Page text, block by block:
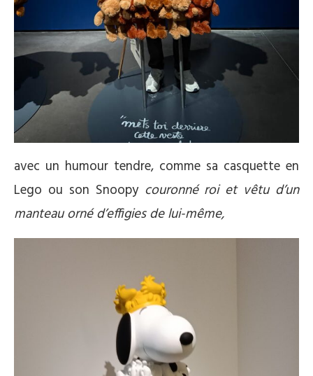
avec un humour tendre, comme sa casquette en
Lego ou son Snoopy couronné roi et vêtu d’un
manteau orné d’effigies de lui-même,